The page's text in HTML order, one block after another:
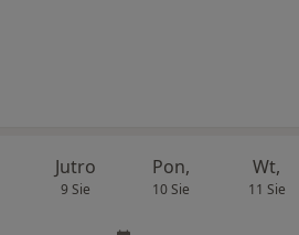
Jutro
9 Sie
Pon,
10 Sie
Wt,
11 Sie